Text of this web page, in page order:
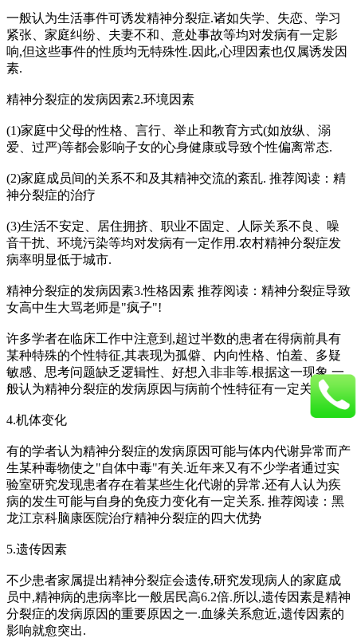
一般认为生活事件可诱发精神分裂症.诸如失学、失恋、学习
紧张、家庭纠纷、夫妻不和、意处事故等均对发病有一定影
响,但这些事件的性质均无特殊性.因此,心理因素也仅属诱发因
素.
精神分裂症的发病因素2.环境因素
(1)家庭中父母的性格、言行、举止和教育方式(如放纵、溺
爱、过严)等都会影响子女的心身健康或导致个性偏离常态.
(2)家庭成员间的关系不和及其精神交流的紊乱. 推荐阅读：精
神分裂症的治疗
(3)生活不安定、居住拥挤、职业不固定、人际关系不良、噪
音干扰、环境污染等均对发病有一定作用.农村精神分裂症发
病率明显低于城市.
精神分裂症的发病因素3.性格因素 推荐阅读：精神分裂症导致
女高中生大骂老师是"疯子"!
许多学者在临床工作中注意到,超过半数的患者在得病前具有
某种特殊的个性特征,其表现为孤僻、内向性格、怕羞、多疑
敏感、思考问题缺乏逻辑性、好想入非非等.根据这一现象,一
般认为精神分裂症的发病原因与病前个性特征有一定关系.
4.机体变化
有的学者认为精神分裂症的发病原因可能与体内代谢异常而产
生某种毒物使之"自体中毒"有关.近年来又有不少学者通过实
验室研究发现患者存在着某些生化代谢的异常.还有人认为疾
病的发生可能与自身的免疫力变化有一定关系. 推荐阅读：黑
龙江京科脑康医院治疗精神分裂症的四大优势
5.遗传因素
不少患者家属提出精神分裂症会遗传,研究发现病人的家庭成
员中,精神病的患病率比一般居民高6.2倍.所以,遗传因素是精神
分裂症的发病原因的重要原因之一.血缘关系愈近,遗传因素的
影响就愈突出.